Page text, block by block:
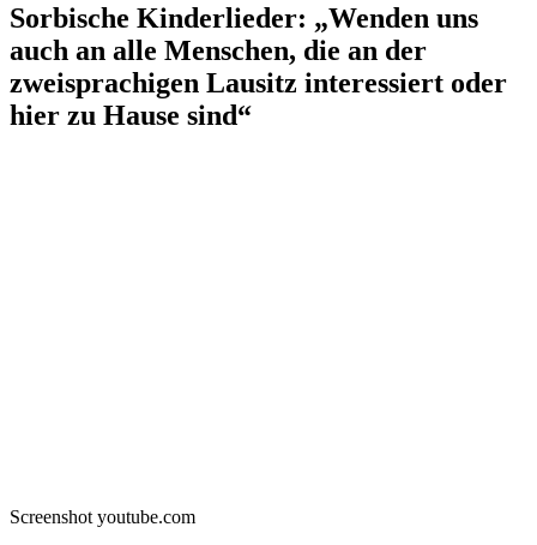
Sorbische Kinderlieder: „Wenden uns
auch an alle Menschen, die an der
zweisprachigen Lausitz interessiert oder
hier zu Hause sind“
Screenshot youtube.com